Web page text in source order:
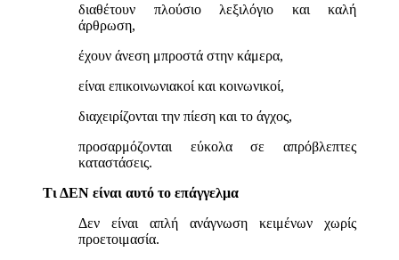
διαθέτουν πλούσιο λεξιλόγιο και καλή
άρθρωση,
έχουν άνεση μπροστά στην κάμερα,
είναι επικοινωνιακοί και κοινωνικοί,
διαχειρίζονται την πίεση και το άγχος,
προσαρμόζονται εύκολα σε απρόβλεπτες
καταστάσεις.
Τι ΔΕΝ είναι αυτό το επάγγελμα
Δεν είναι απλή ανάγνωση κειμένων χωρίς
προετοιμασία.